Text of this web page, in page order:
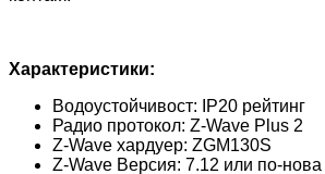
Характеристики:
Водоустойчивост: IP20 рейтинг
Радио протокол: Z-Wave Plus 2
Z-Wave хардуер: ZGM130S
Z-Wave Версия: 7.12 или по-нова